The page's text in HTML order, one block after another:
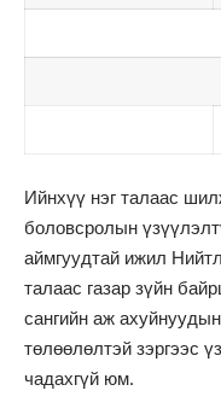
Ийнхүү нэг талаас
боловсролын
аймгуудтай ижил
талаас газар зүйн
сангийн аж
төлөөлөлтэй зэргээс
чадахгүй юм.